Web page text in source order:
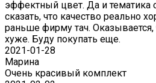
эффектный цвет. Да и тематика
сказать, что качество реально
раньше фирму тач.
хуже. Буду покупать еще.
2021-01-28
Марина
Очень красивый комплект